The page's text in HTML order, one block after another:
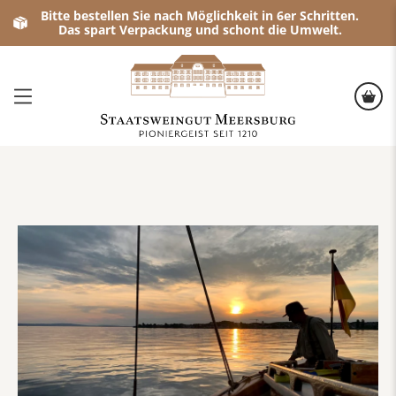
Bitte bestellen Sie nach Möglichkeit in 6er Schritten.
Das spart Verpackung und schont die Umwelt.
Sundowner auf der Lädine
Umfang:6 Weine & Knabbergebäck
: 2 Stunden
Treffpunkt: Anlegestelle Uferpromenade Meersburg,
Max. 45 Personen
Kostenbeitrag:49€ pro Person